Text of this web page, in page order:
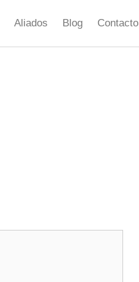
Aliados Blog Contacto